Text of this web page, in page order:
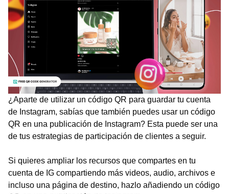
¿Aparte de utilizar un código QR para guardar tu cuenta
de Instagram, sabías que también puedes usar un código
QR en una publicación de Instagram? Esta puede ser una
de tus estrategias de participación de clientes a seguir.
Si quieres ampliar los recursos que compartes en tu
cuenta de IG compartiendo más videos, audio, archivos e
incluso una página de destino, hazlo añadiendo un código